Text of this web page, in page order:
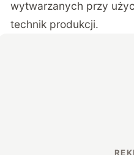
wytwarzanych przy
technik produkcji.